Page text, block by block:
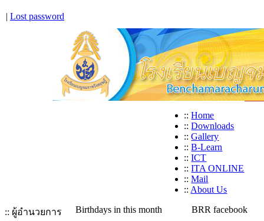
| Lost password
:: Home
:: Downloads
:: Gallery
:: B-Learn
:: ICT
:: ITA ONLINE
:: Mail
:: About Us
:: ผู้อำนวยการ
Birthdays in this month
BRR facebook